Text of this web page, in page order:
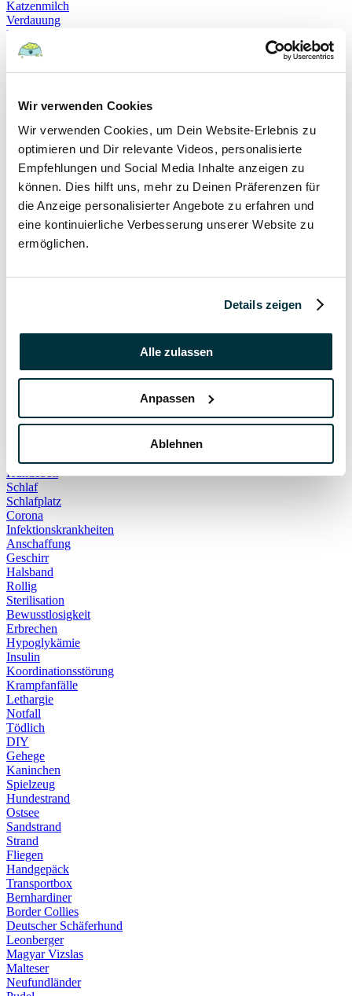
Wir verwenden Cookies
Wir verwenden Cookies, um Dein Website-Erlebnis zu
optimieren und Dir relevante Videos, personalisierte
Empfehlungen und Social Media Inhalte anzeigen zu
können. Dies hilft uns, mehr zu Deinen Präferenzen für
die Anzeige personalisierter Angebote zu erfahren und
eine kontinuierliche Verbesserung unserer Website zu
ermöglichen.
Details zeigen
Alle zulassen
Anpassen
Ablehnen
Katzenmilch
Verdauung
Beruhigung
Katzenverhalten
Schnurren
Selbstheilung
Hundeerziehung
Prüfung
Sachkundenachweis
Sozialverträglichkeit
Bloodhound
Hundesport
Mantrailing
Rettungshund
Schäferhund
Schweißhund
Niesen
Parvovirose
Kater
Leckerlies
Leinenführigkeit
Schmerzen
Hundebett
Schlaf
Schlafplatz
Corona
Infektionskrankheiten
Anschaffung
Geschirr
Halsband
Rollig
Sterilisation
Bewusstlosigkeit
Erbrechen
Hypoglykämie
Insulin
Koordinationsstörung
Krampfanfälle
Lethargie
Notfall
Tödlich
DIY
Gehege
Kaninchen
Spielzeug
Hundestrand
Ostsee
Sandstrand
Strand
Fliegen
Handgepäck
Transportbox
Bernhardiner
Border Collies
Deutscher Schäferhund
Leonberger
Magyar Vizslas
Malteser
Neufundländer